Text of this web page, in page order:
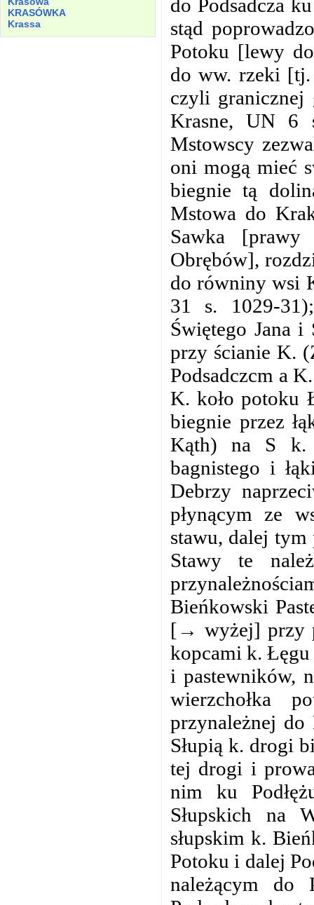
KRASÓWKA
Krassa
do Podsadcza
stąd
Potoku [lewy
do ww. rzeki
czyli granicznej
Krasne, UN 6
Mstowscy
oni mogą mieć
biegnie tą
Mstowa do
Sawka
Obrębów],
do równiny wsi
31 s. 1029-
Świętego Jana i
przy ścianie K.
Podsadczcm a
K. koło potoku
biegnie przez
Kąth) na S k.
bagnistego i
Debrzy
płynącym ze
stawu, dalej
Stawy te
Bieńkowski
[→ wyżej] przy
kopcami k.
i pastewników,
wierzchołka
przynależnej
Słupią k. drogi
tej drogi i
nim ku
Słupskich na
słupskim k.
Potoku i dalej
należącym